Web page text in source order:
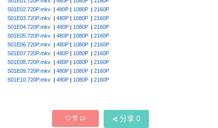
S01E02.720P.mkv | 480P | 1080P | 2160P
S01E03.720P.mkv | 480P | 1080P | 2160P
S01E04.720P.mkv | 480P | 1080P | 2160P
S01E05.720P.mkv | 480P | 1080P | 2160P
S01E06.720P.mkv | 480P | 1080P | 2160P
S01E07.720P.mkv | 480P | 1080P | 2160P
S01E08.720P.mkv | 480P | 1080P | 2160P
S01E09.720P.mkv | 480P | 1080P | 2160P
S01E10.720P.mkv | 480P | 1080P | 2160P
赞13 分享 0